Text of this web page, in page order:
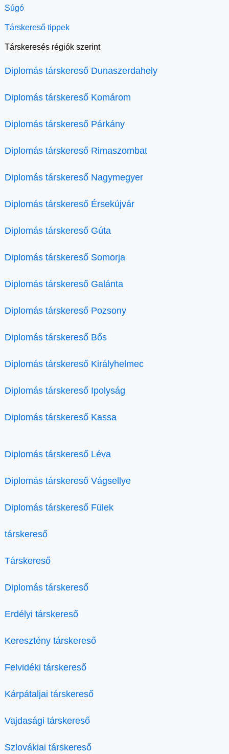
Súgó
Társkereső tippek
Társkeresés régiók szerint
Diplomás társkereső Dunaszerdahely
Diplomás társkereső Komárom
Diplomás társkereső Párkány
Diplomás társkereső Rimaszombat
Diplomás társkereső Nagymegyer
Diplomás társkereső Érsekújvár
Diplomás társkereső Gúta
Diplomás társkereső Somorja
Diplomás társkereső Galánta
Diplomás társkereső Pozsony
Diplomás társkereső Bős
Diplomás társkereső Királyhelmec
Diplomás társkereső Ipolyság
Diplomás társkereső Kassa
Diplomás társkereső Léva
Diplomás társkereső Vágsellye
Diplomás társkereső Fülek
társkereső
Társkereső
Diplomás társkereső
Erdélyi társkereső
Keresztény társkereső
Felvidéki társkereső
Kárpátaljai társkereső
Vajdasági társkereső
Szlovákiai társkereső